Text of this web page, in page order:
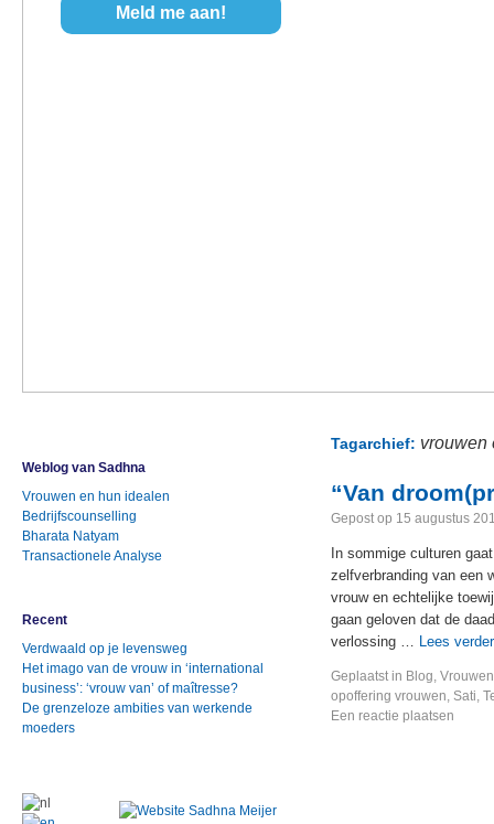
Weblog van Sadhna
Vrouwen en hun idealen
Bedrijfscounselling
Bharata Natyam
Transactionele Analyse
Recent
Verdwaald op je levensweg
Het imago van de vrouw in ‘international
business’: ‘vrouw van’ of maîtresse?
De grenzeloze ambities van werkende
moeders
Tagarchief: vrouwen
“Van
Gepost op 15 augustus
In sommige culturen
zelfverbranding van een
vrouw en echtelijke
gaan geloven dat de
verlossing … Lees
Geplaatst in Blog,
opoffering vrouwen, Sati,
Een reactie plaatsen